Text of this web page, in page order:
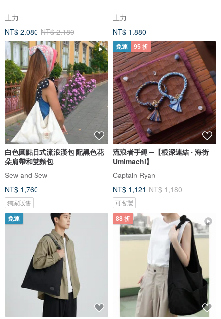
土力
NT$ 2,080 NT$ 2,180
土力
NT$ 1,880
白色圓點日式流浪漢包 配黑色花
朵肩帶和雙麵包
Sew and Sew
NT$ 1,760
獨家販售
免運 95 折
流浪者手繩 ─【根深連結 ‧ 海街
Umimachi】
Captain Ryan
NT$ 1,121 NT$ 1,180
可客製
免運 88 折